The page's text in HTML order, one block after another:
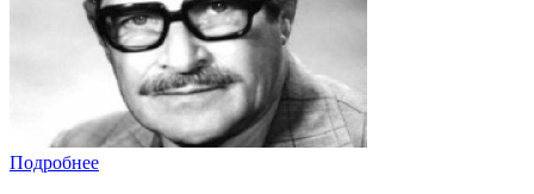
Подробнее